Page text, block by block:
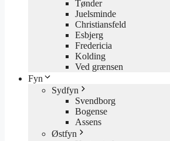
Tønder
Juelsminde
Christiansfeld
Esbjerg
Fredericia
Kolding
Ved grænsen
Fyn
Sydfyn
Svendborg
Bogense
Assens
Østfyn